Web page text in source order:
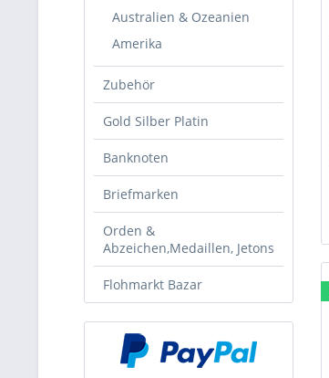
Australien & Ozeanien
Amerika
Zubehör
Gold Silber Platin
Banknoten
Briefmarken
Orden &
Abzeichen,Medaillen, Jetons
Flohmarkt Bazar